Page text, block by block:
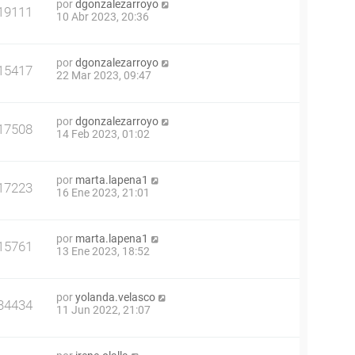
pordgonzalezarroyo
10 Abr 2023, 20:36
pordgonzalezarroyo
22 Mar 2023, 09:47
pordgonzalezarroyo
14 Feb 2023, 01:02
por marta.lapena1
16 Ene 2023, 21:01
por marta.lapena1
13 Ene 2023, 18:52
poryolanda.velasco
11 Jun 2022, 21:07